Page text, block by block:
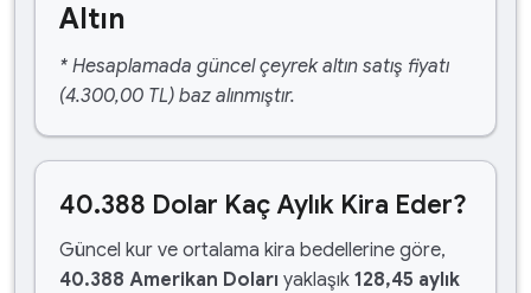
Altın
* Hesaplamada güncel çeyrek altın satış fiyatı
(4.300,00 TL) baz alınmıştır.
40.388 Dolar Kaç Aylık Kira Eder?
Güncel kur ve ortalama kira bedellerine göre,
40.388 Amerikan Doları yaklaşık 128,45 aylık